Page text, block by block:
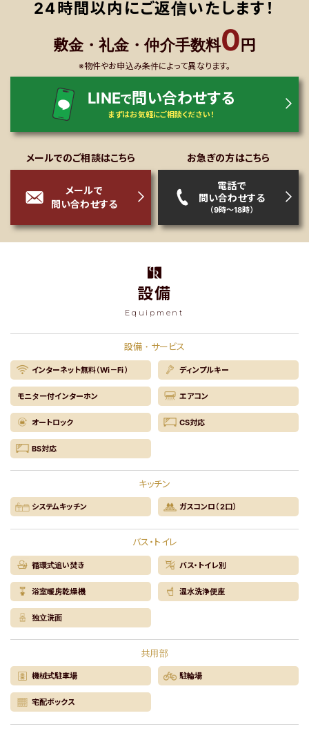
24時間以内にご返信いたします！
敷金・礼金・仲介手数料0 円
※物件やお申込み条件によって異なります。
LINEで問い合わせする
まずはお気軽にご相談ください！
メールでのご相談はこちら
メールで
問い合わせする
お急ぎの方はこちら
電話で
問い合わせする
（9時～18時）
設備
Equipment
設備・サービス
インターネット無料（Wi－Fi） ディンプルキー
モニター付インターホン エアコン
オートロック CS対応
BS対応
キッチン
システムキッチン ガスコンロ（2口）
バス・トイレ
循環式追い焚き バス・トイレ別
浴室暖房乾燥機 温水洗浄便座
独立洗面
共用部
機械式駐車場 駐輪場
宅配ボックス